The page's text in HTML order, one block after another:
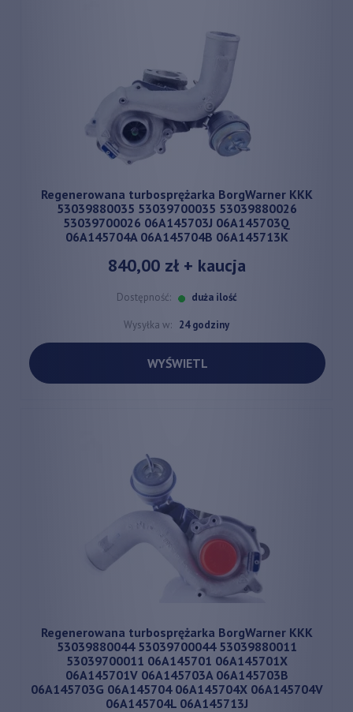
Regenerowana turbosprężarka BorgWarner KKK
53039880035 53039700035 53039880026
53039700026 06A145703J 06A145703Q
06A145704A 06A145704B 06A145713K
840,00 zł+ kaucja
Dostępność: duża ilość
Wysyłka w: 24 godziny
WYŚWIETL
Regenerowana turbosprężarka BorgWarner KKK
53039880044 53039700044 53039880011
53039700011 06A145701 06A145701X
06A145701V 06A145703A 06A145703B
06A145703G 06A145704 06A145704X 06A145704V
06A145704L 06A145713J